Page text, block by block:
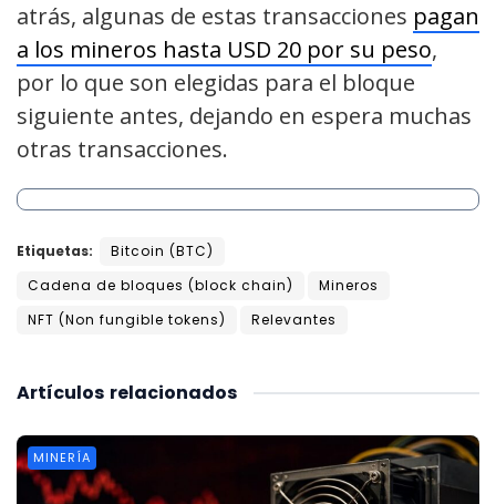
atrás, algunas de estas transacciones pagan
a los mineros hasta USD 20 por su peso,
por lo que son elegidas para el bloque
siguiente antes, dejando en espera muchas
otras transacciones.
Etiquetas:
Bitcoin (BTC)
Cadena de bloques (block chain)
Mineros
NFT (Non fungible tokens)
Relevantes
relacionados
Artículos
MINERÍA